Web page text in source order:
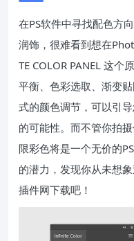
在PS软件中寻找配色方
润饰，很难看到想在
TE COLOR PANEL 这个
平衡、色彩选取、渐变
式的颜色调节，可以引
的可能性。而不管你拍
限彩色将是一个无价的
的潜力，发现你从未想
插件网下载吧！